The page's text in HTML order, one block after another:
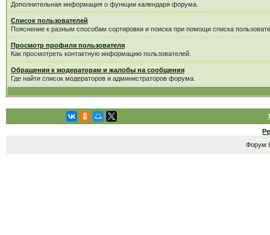
Дополнительная информация о функции календаря форума.
Список пользователей
Пояснение к разным способам сортировки и поиска при помощи списка
Просмотр профиля пользователя
Как просмотреть контактную информацию пользователей.
Обращения к модераторам и жалобы на сообщения
Где найти список модераторов и администраторов форума.
Форум